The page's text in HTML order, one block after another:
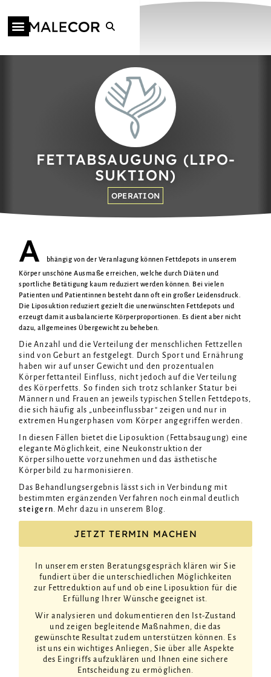
FETTAB­SAUGUNG (LIPO­
SUKTION)
OPERATION
A
bhängig von der Veranlagung können Fettdepots in unserem
Körper unschöne Ausmaße erreichen, welche durch Diäten und
sportliche Betätigung kaum reduziert werden können. Bei vielen
Patienten und Patientinnen besteht dann oft ein großer Leidensdruck.
Die Liposuktion reduziert gezielt die unerwünschten Fettdepots und
erzeugt damit ausbalancierte Körperproportionen. Es dient aber nicht
dazu, allgemeines Übergewicht zu beheben.
Die Anzahl und die Verteilung der menschlichen Fettzellen
sind von Geburt an festgelegt. Durch Sport und Ernährung
haben wir auf unser Gewicht und den prozentualen
Körperfettanteil Einfluss, nicht jedoch auf die Verteilung
des Körperfetts. So finden sich trotz schlanker Statur bei
Männern und Frauen an jeweils typischen Stellen Fettdepots,
die sich häufig als „unbeeinflussbar“ zeigen und nur in
extremen Hungerphasen vom Körper angegriffen werden.
In diesen Fällen bietet die Liposuktion (Fettabsaugung) eine
elegante Möglichkeit, eine Neukonstruktion der
Körpersilhouette vorzunehmen und das ästhetische
Körperbild zu harmonisieren.
Das Behandlungsergebnis lässt sich in Verbindung mit
bestimmten ergänzenden Verfahren noch einmal deutlich
steigern. Mehr dazu in unserem Blog.
JETZT TERMIN MACHEN
In unserem ersten Beratungsgespräch klären wir Sie
fundiert über die unterschiedlichen Möglichkeiten
zur Fettreduktion auf und ob eine Liposuktion für die
Erfüllung Ihrer Wünsche geeignet ist.
Wir analysieren und dokumentieren den Ist-Zustand
und zeigen begleitende Maßnahmen, die das
gewünschte Resultat zudem unterstützen können. Es
ist uns ein wichtiges Anliegen, Sie über alle Aspekte
des Eingriffs aufzuklären und Ihnen eine sichere
Entscheidung zu ermöglichen.